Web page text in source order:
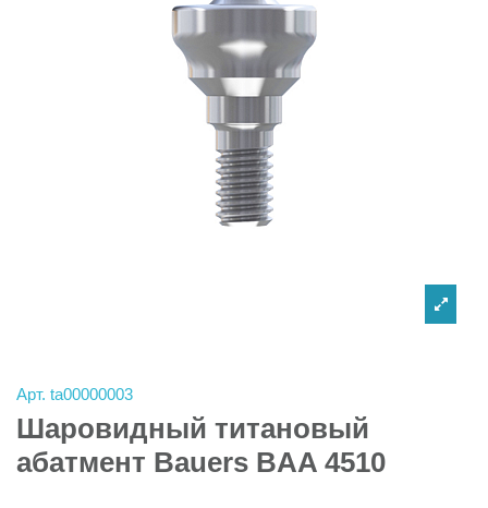
Арт. ta00000003
Шаровидный титановый
абатмент Bauers BAA 4510